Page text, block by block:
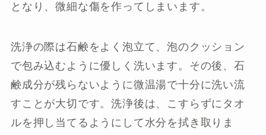
となり、微細な傷を作ってしまいます。
洗浄の際は石鹸をよく泡立て、泡のクッション
で包み込むように優しく洗います。その後、石
鹸成分が残らないように微温湯で十分に洗い流
すことが大切です。洗浄後は、こすらずにタオ
ルを押し当てるようにして水分を拭き取りま